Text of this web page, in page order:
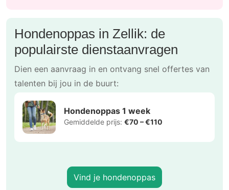
Hondenoppas in Zellik: de
populairste dienstaanvragen
Dien een aanvraag in en ontvang snel offertes van
talenten bij jou in de buurt:
Hondenoppas 1 week
Gemiddelde prijs: €70 – €110
Vind je hondenoppas